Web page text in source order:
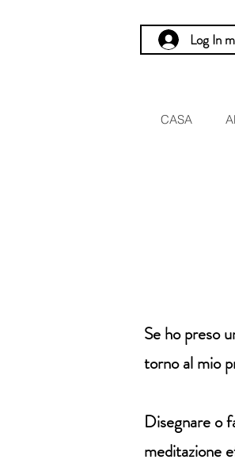
Log In
CASA
Se ho preso
torno al mio
Disegnare o
meditazione